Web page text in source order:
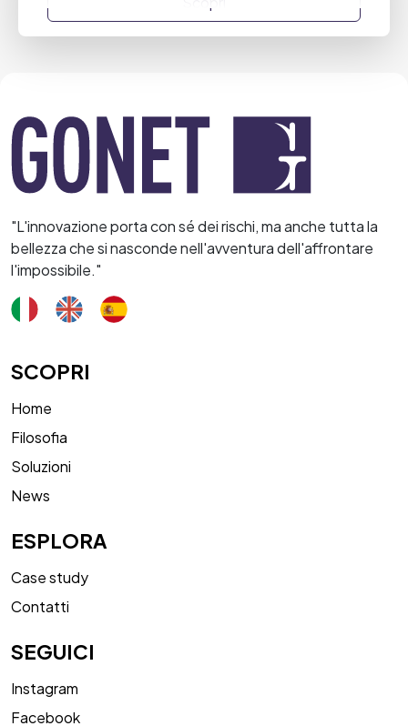
"L'innovazione porta con sé dei rischi, ma anche tutta la
bellezza che si nasconde nell'avventura dell'affrontare
l'impossibile."
SCOPRI
Home
Filosofia
Soluzioni
News
ESPLORA
Case study
Contatti
SEGUICI
Instagram
Facebook